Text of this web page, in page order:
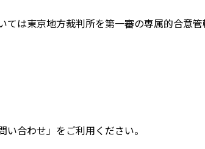
は東京地方裁判所を第一審の専属的合意管
合わせ」をご利用ください。